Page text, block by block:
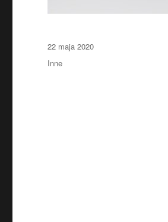
Data
publikacji
22 maja 2020
Kategorie
Inne